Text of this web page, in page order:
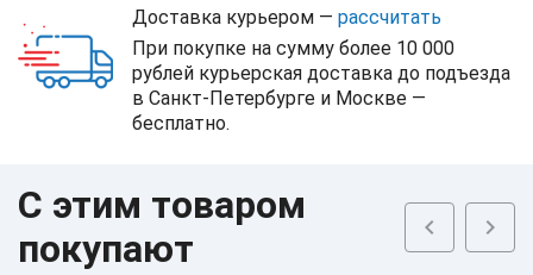
Доставка курьером — рассчитать
При покупке на сумму более 10 000
рублей курьерская доставка до подъезда
в Санкт-Петербурге и Москве —
бесплатно.
C этим товаром
покупают
chevron_left chevron_right